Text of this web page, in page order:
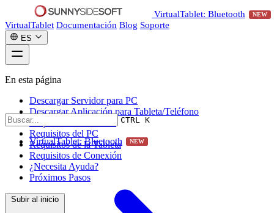
VirtualTablet: Bluetooth NEW
VirtualTablet Documentación Blog Soporte
ES
CTRL K
VirtualTablet: Bluetooth NEW
En esta página
Descargar Servidor para PC
Descargar Aplicación para Tableta/Teléfono
Requisitos del Sistema
Requisitos del PC
Requisitos de la Tableta
Requisitos de Conexión
¿Necesita Ayuda?
Próximos Pasos
Subir al inicio